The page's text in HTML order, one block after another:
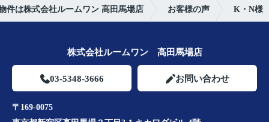
件は株式会社ルームワン 高田馬場店 お客様の声 K・N様
株式会社ルームワン 高田馬場店
03-5348-3666 お問い合わせ
〒169-0075